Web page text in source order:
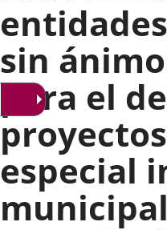
sin
para el
especial